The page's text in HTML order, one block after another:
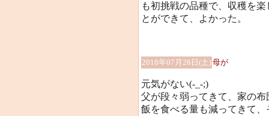
も初挑戦の品種で、収穫を
とができて、よかった。
2018年07月28日(土)母が
元気がない(-_-;)
父が段々弱ってきて、家の
飯を食べる量も減ってきて